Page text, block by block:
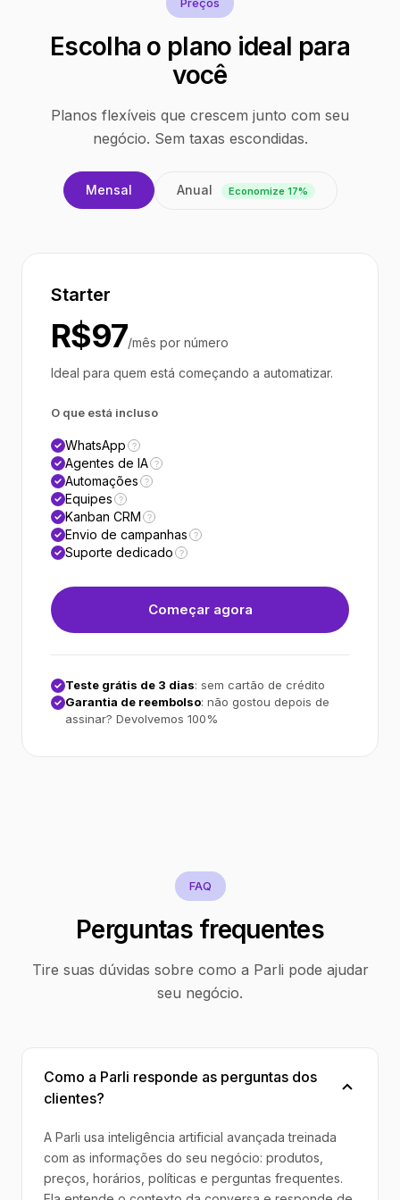
Escolha o plano ideal para
você
Planos flexíveis que crescem junto com seu
negócio. Sem taxas escondidas.
Mensal Anual Economize 17%
Starter
R$97/mês por número
Ideal para quem está começando a automatizar.
O que está incluso
WhatsApp ?
Agentes de IA ?
Automações ?
Equipes ?
Kanban CRM ?
Envio de campanhas ?
Suporte dedicado ?
Começar agora
Teste grátis de 3 dias: sem cartão de crédito
Garantia de reembolso: não gostou depois de
assinar? Devolvemos 100%
FAQ
Perguntas frequentes
Tire suas dúvidas sobre como a Parli pode ajudar
seu negócio.
Como a Parli responde as perguntas dos
clientes?
A Parli usa inteligência artificial avançada treinada
com as informações do seu negócio: produtos,
preços, horários, políticas e perguntas frequentes.